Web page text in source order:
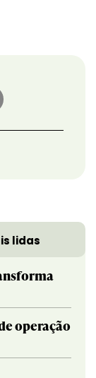
lidas
operação